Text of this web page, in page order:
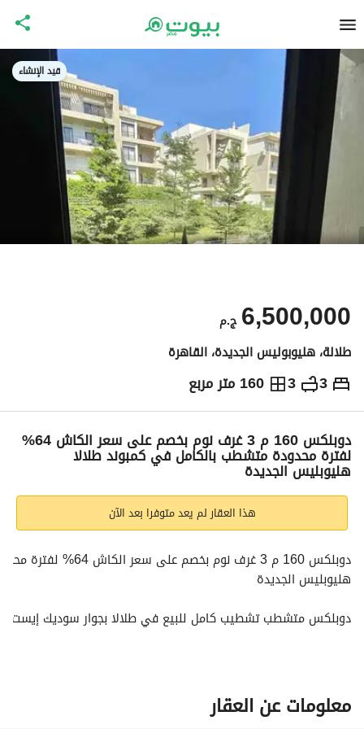
قيد الإنشاء
ج.م 6,500,000
طلالة، هليوبوليس الجديدة، القاهرة
3
3 160 متر مربع ج.م6,500,000
الاماكن القريبة دوبلكس 160 م 3 غرف نوم بخصم على سعر الكاش 64%
لفترة محدودة متشطب بالكامل في كمبوند طلالا
هليوبليس الجديدة
هذا العقار لم يعد متوفرا بعد الآن
هليوبليس الجديدة
دوبلكس متشطب تشطيب كامل للبيع في طلالا بجوار سوديك إيست
معلومات عن العقار